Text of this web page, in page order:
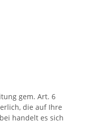
gem. Art. 6
die auf Ihre
handelt es sich